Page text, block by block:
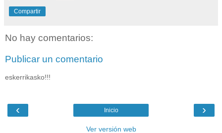
Compartir
No hay comentarios:
Publicar un comentario
eskerrikasko!!!
‹ ›
Inicio
Ver versión web